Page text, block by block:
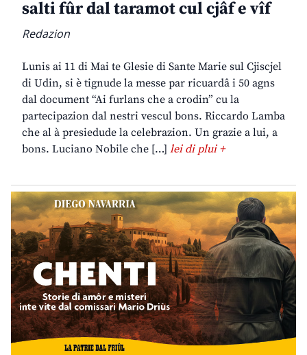
salti fûr dal taramot cul cjâf e vîf
Redazion
Lunis ai 11 di Mai te Glesie di Sante Marie sul Cjiscjel
di Udin, si è tignude la messe par ricuardâ i 50 agns
dal document “Ai furlans che a crodin” cu la
partecipazion dal nestri vescul bons. Riccardo Lamba
che al à presiedude la celebrazion. Un grazie a lui, a
bons. Luciano Nobile che […] lei di plui +